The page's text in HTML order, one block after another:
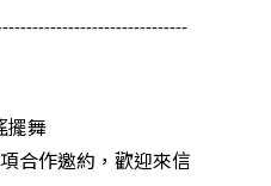
擺舞
合作邀約，歡迎來信